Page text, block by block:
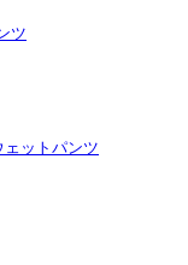
ツ
ットパンツ